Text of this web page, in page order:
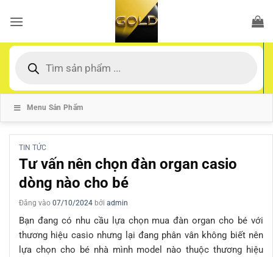
qua
dung
kiếm
Menu Sản Phẩm
TIN TỨC
Tư vấn nên chọn đàn organ casio
dòng nào cho bé
Đăng vào 07/10/2024 bởi admin
Bạn đang có nhu cầu lựa chọn mua đàn organ cho bé với
thương hiệu casio nhưng lại đang phân vân không biết nên
lựa chọn cho bé nhà mình model nào thuộc thương hiệu